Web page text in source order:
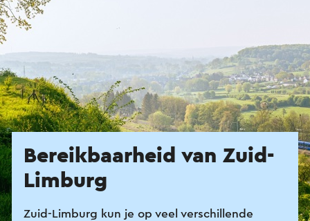
Bereikbaarheid van Zuid-
Limburg
Zuid-Limburg kun je op veel verschillende